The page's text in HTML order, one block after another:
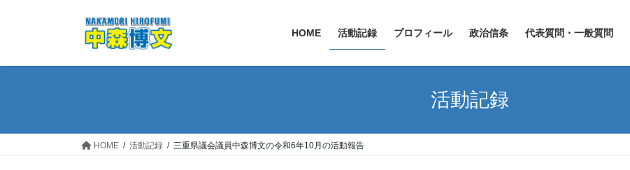
HOME 活動記録 プロフィール 政治信条 代表質問・一般質問
活動記録
HOME 活動記録 三重県議会議員中森博文の令和6年10月の活動報告